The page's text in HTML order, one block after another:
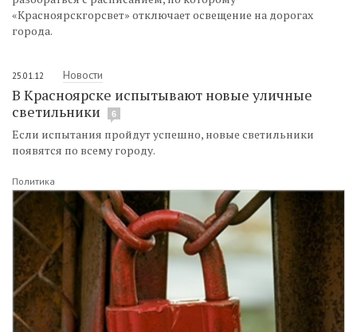
«Красноярскгорсвет» отключает освещение на дорогах
города.
25.01.12 Новости
В Красноярске испытывают новые уличные
светильники
6
Если испытания пройдут успешно, новые светильники
появятся по всему городу.
Политика